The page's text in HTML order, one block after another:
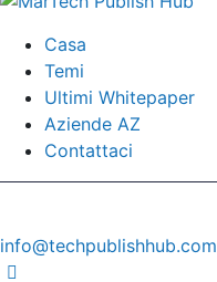
Casa
Temi
Ultimi Whitepaper
Aziende AZ
Contattaci
info@techpublishhub.com